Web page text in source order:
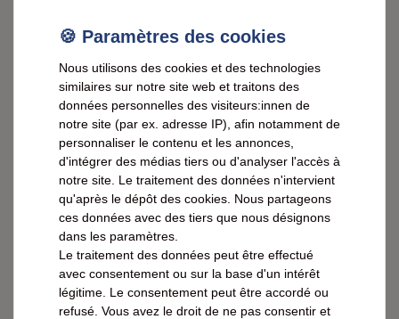
2,79 € *
0.25 kilogramme | 11,16 € / kilogramme
AJOUTER AU PANIER
Grand' Mère Eiernudeln d'Alsace Nids Nr. 2
Nester Nr. 2 250 Gramm
(1)
2,99 € *
0.25 kilogramme
AFFICHER LES ARTICLES
Nous utilisons des cookies et des technologies
similaires sur notre site web et traitons des
données personnelles des visiteurs:innen de
notre site (par ex. adresse IP), afin notamment de
personnaliser le contenu et les annonces,
d'intégrer des médias tiers ou d'analyser l'accès à
notre site. Le traitement des données n'intervient
qu'après le dépôt des cookies. Nous partageons
ces données avec des tiers que nous désignons
dans les paramètres.
Le traitement des données peut être effectué
avec consentement ou sur la base d'un intérêt
légitime. Le consentement peut être accordé ou
refusé. Vous avez le droit de ne pas consentir et